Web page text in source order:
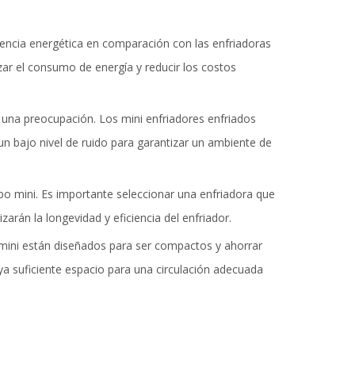
energética en comparación con las enfriadoras
el consumo de energía y reducir los costos
preocupación. Los mini enfriadores enfriados
bajo nivel de ruido para garantizar un ambiente de
mini. Es importante seleccionar una enfriadora que
la longevidad y eficiencia del enfriador.
están diseñados para ser compactos y ahorrar
suficiente espacio para una circulación adecuada